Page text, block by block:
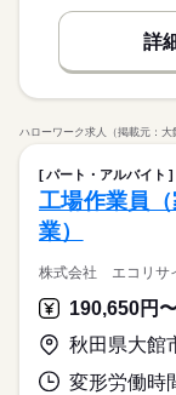
詳
ハローワーク求人（掲載元：大
パート・アルバイト
工場作業員
業）
株式会社 エコリサ
秋田県大館